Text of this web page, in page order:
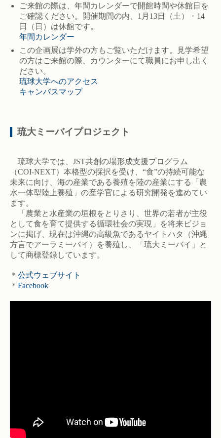
ご来館の際は、年間カレンダーで開館時間や休館日を
ご確認ください。開催期間の内、1月13日（土）・14
日（日）は休館です。
年間カレンダー
この企画展は学外の方もご覧いただけます。見学希望
の方はご来館の際、カウンターにて職員にお申し出く
ださい。
琉球大学へのアクセス
キャンパスマップ
琉大ミーバイプロジェクト
琉球大学では、JST共創の場形成支援プログラム
（COI-NEXT）本格型の採択を受け、“食”の持続可能な
未来に向け、海の産業である養殖を陸の産業にする「農
水一体型陸上養殖」の産学官による研究開発を進めてい
ます。
「農業と水産業の垣根をとりさり、世界の若者が主役
として食を育て提供する循環社会の実現」を将来ビジョ
ンに掲げ、現在は沖縄の高級魚であるヤイトハタ（沖縄
方言でアーラミーバイ）を養殖し、「琉大ミーバイ」と
して商標登録しています。
＊ 公式ウェブサイト
＊ Facebook